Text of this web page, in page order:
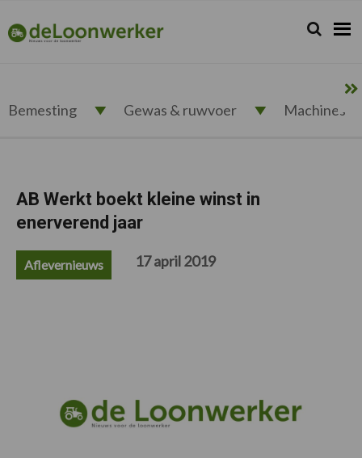
de
hoofdnavigatie
de
hoofd
de
eerste
de
voettekst
deloonwerker.nl Zoeken...
Zoek
Bemesting Gewas & ruwvoer Machines
AB Werkt boekt kleine winst in
enerverend jaar
Aflevernieuws 17 april 2019